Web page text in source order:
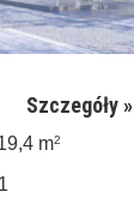
Szczegóły »
m2
1